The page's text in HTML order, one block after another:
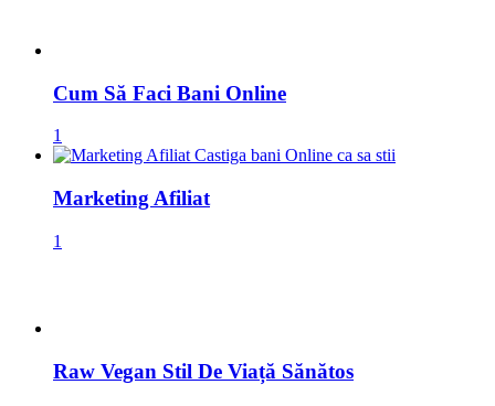
Cum Să Faci Bani Online
1
Marketing Afiliat
1
Raw Vegan Stil De Viață Sănătos